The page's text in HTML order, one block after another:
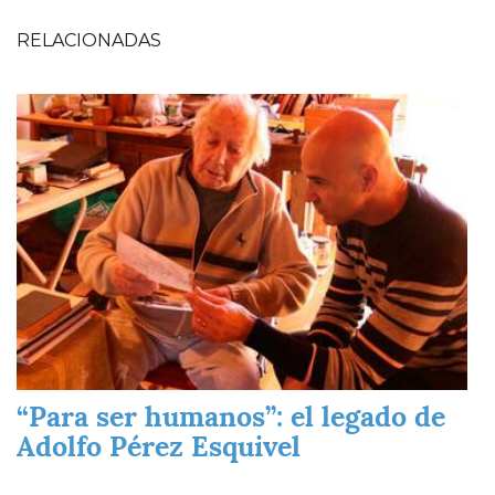
RELACIONADAS
Imagen
“Para ser humanos”: el legado de
Adolfo Pérez Esquivel